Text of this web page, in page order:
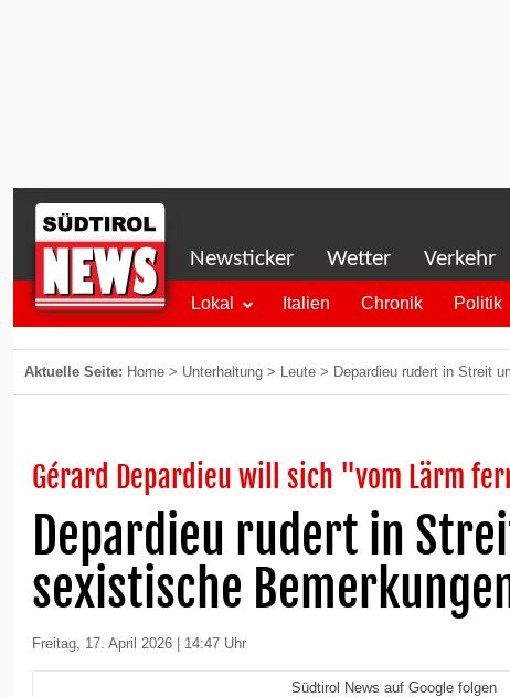
Newsticker Wetter Verkehr
Lokal Italien Chronik Politik
Aktuelle Seite: Home > Unterhaltung > Leute > Depardieu rudert in Streit
Gérard Depardieu will sich "vom Lärm
Depardieu rudert in
sexistische
Freitag, 17. April 2026 | 14:47 Uhr
Südtirol News auf Google folgen